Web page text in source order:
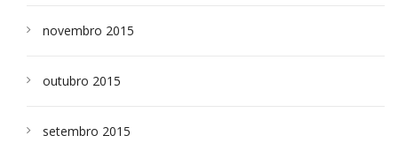
novembro 2015
outubro 2015
setembro 2015